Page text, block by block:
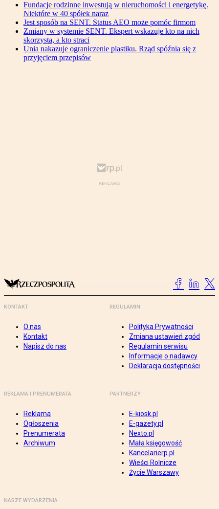
Fundacje rodzinne inwestują w nieruchomości i energetykę.
Niektóre w 40 spółek naraz
Jest sposób na SENT. Status AEO może pomóc firmom
Zmiany w systemie SENT. Ekspert wskazuje kto na nich
skorzysta, a kto straci
Unia nakazuje ograniczenie plastiku. Rząd spóźnia się z
przyjęciem przepisów
KONTAKT
O nas
Kontakt
Napisz do nas
REGULAMIN
Polityka Prywatności
Zmiana ustawień zgód
Regulamin serwisu
Informacje o nadawcy
Deklaracja dostępności
REKLAMA I PRENUMERATA
Reklama
Ogłoszenia
Prenumerata
Archiwum
PARTNERZY
E-kiosk.pl
E-gazety.pl
Nexto.pl
Mała księgowość
Kancelarierp.pl
Wieści Rolnicze
Życie Warszawy
NASZE WYDARZENIA